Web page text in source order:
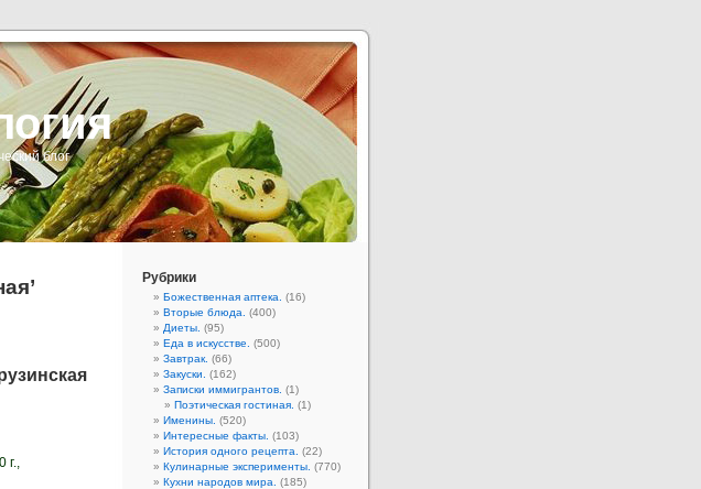
блог
г.,
Рубрики
Божественная аптека.
(16)
Вторые блюда.
(400)
Диеты. (95)
Еда в искусстве.
(500)
Завтрак. (66)
Закуски.
(162)
Записки иммигрантов. (1)
Поэтическая гостиная. (1)
Именины. (520)
Интересные факты. (103)
История одного рецепта.
(22)
Кулинарные эксперименты. (770)
Кухни народов мира.
(185)